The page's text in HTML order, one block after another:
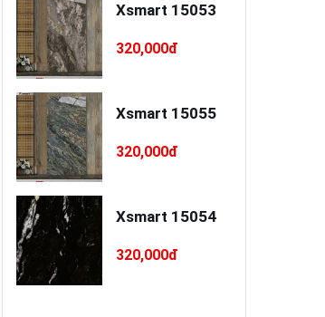
Xsmart 15053
320,000đ
Xsmart 15055
320,000đ
Xsmart 15054
320,000đ